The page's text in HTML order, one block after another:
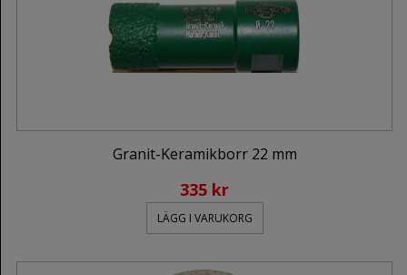
Granit-Keramikborr 22 mm
335 kr
LÄGG I VARUKORG